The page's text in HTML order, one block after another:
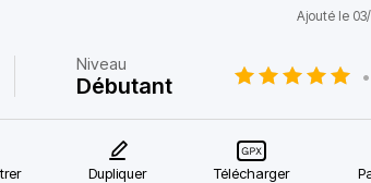
Ajouté le
Niveau
Débutant •
Dupliquer Télécharger